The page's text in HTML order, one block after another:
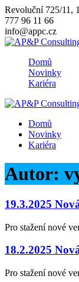
Skip
to
content
Revoluční 725/11,
777 96 11 66
info@appc.cz
Domů
Novinky
Kariéra
Domů
Novinky
Kariéra
Autor:
19.3.2025
Pro stažení nové
18.2.2025
Pro stažení nové